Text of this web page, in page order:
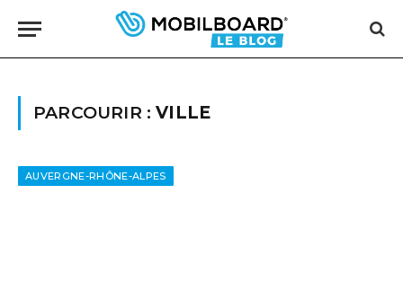
PARCOURIR :VILLE
AUVERGNE-RHÔNE-ALPES